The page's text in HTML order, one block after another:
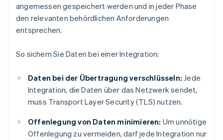
angemessen gespeichert werden und in jeder Phase
den relevanten behördlichen Anforderungen
entsprechen.
So sichern Sie Daten bei einer Integration:
Daten bei der Übertragung verschlüsseln: Jede
Integration, die Daten über das Netzwerk sendet,
muss Transport Layer Security (TLS) nutzen.
Offenlegung von Daten minimieren: Um unnötige
Offenlegung zu vermeiden, darf jede Integration nur